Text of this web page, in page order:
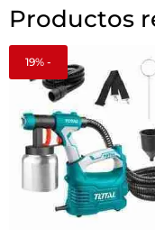
Productos
19% -